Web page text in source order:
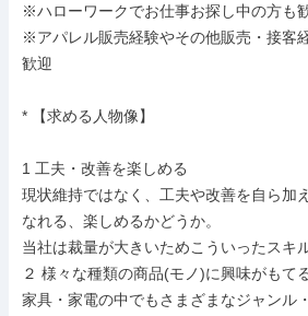
※ハローワークでお仕事お探し中の方も
※アパレル販売経験やその他販売・接客
歓迎
* 【求める人物像】
1 工夫・改善を楽しめる
現状維持ではなく、工夫や改善を自ら加
なれる、楽しめるかどうか。
当社は裁量が大きいためこういったスキ
２ 様々な種類の商品(モノ)に興味がもて
家具・家電の中でもさまざまなジャンル